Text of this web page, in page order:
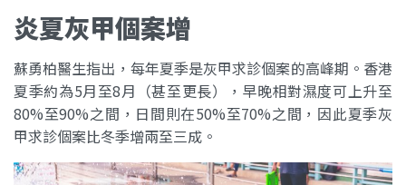
炎夏灰甲個案增
蘇勇柏醫生指出，每年夏季是灰甲求診個案的高峰期。香港
夏季約為5月至8月（甚至更長），早晚相對濕度可上升至
80%至90%之間，日間則在50%至70%之間，因此夏季灰
甲求診個案比冬季增兩至三成。